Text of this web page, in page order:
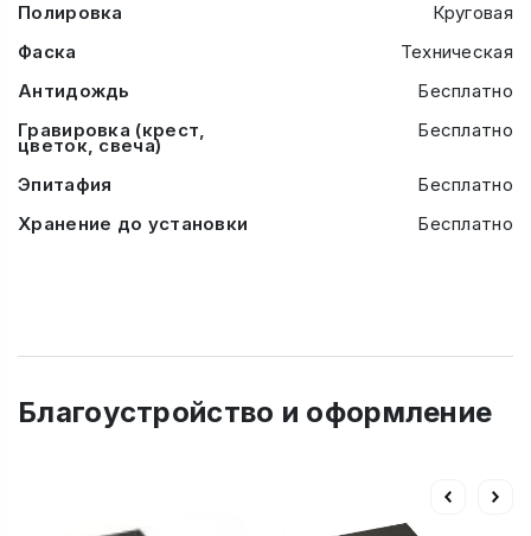
Полировка
Круговая
Фаска
Техническая
Антидождь
Бесплатно
Гравировка (крест,
цветок, свеча)
Бесплатно
Эпитафия
Бесплатно
Хранение до установки
Бесплатно
Благоустройство и оформление